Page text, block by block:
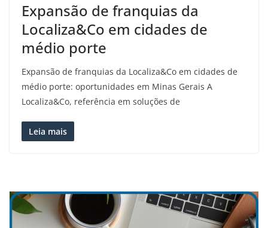
Expansão de franquias da
Localiza&Co em cidades de
médio porte
Expansão de franquias da Localiza&Co em cidades de
médio porte: oportunidades em Minas Gerais A
Localiza&Co, referência em soluções de
Leia mais